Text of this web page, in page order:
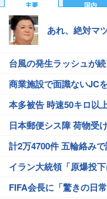
主要 国内
あれ、絶対マ
台風の発生ラッシュが
商業施設で面識ないJC
本多被告 時速50キロ以
日本郵便シス障 荷物受
計2万4700件 五輪絡み
イラン大統領「原爆投下
FIFA会長に「驚きの日常